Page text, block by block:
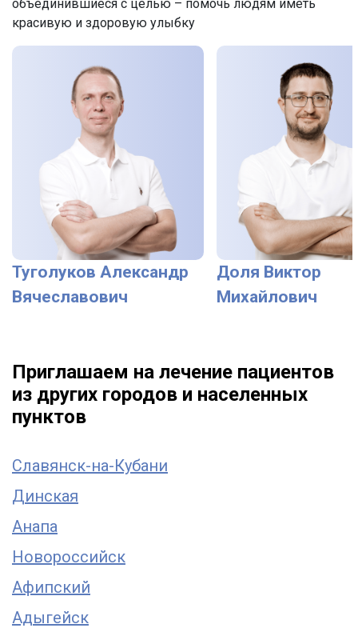
объединившиеся с целью – помочь людям иметь
красивую и здоровую улыбку
Туголуков Александр
Вячеславович
Доля Виктор
Михайлович
Приглашаем на лечение пациентов
из других городов и населенных
пунктов
Славянск-на-Кубани
Динская
Анапа
Новороссийск
Афипский
Адыгейск